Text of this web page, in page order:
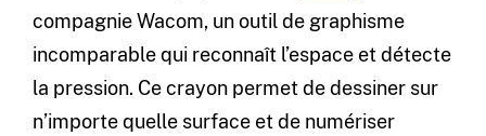
compagnie Wacom, un outil de graphisme
incomparable qui reconnaît l’espace et détecte
la pression. Ce crayon permet de dessiner sur
n’importe quelle surface et de numériser